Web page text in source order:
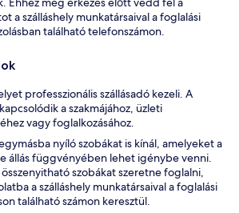
a szálláshely munkatársaival a foglalási
található telefonszámon.
professzionális szállásadó kezeli. A
a szakmájához, üzleti
vagy foglalkozásához.
nyíló szobákat is kínál, amelyeket a
állás függvényében lehet igénybe venni.
szobákat szeretne foglalni,
a szálláshely munkatársaival a foglalási
található számon keresztül.